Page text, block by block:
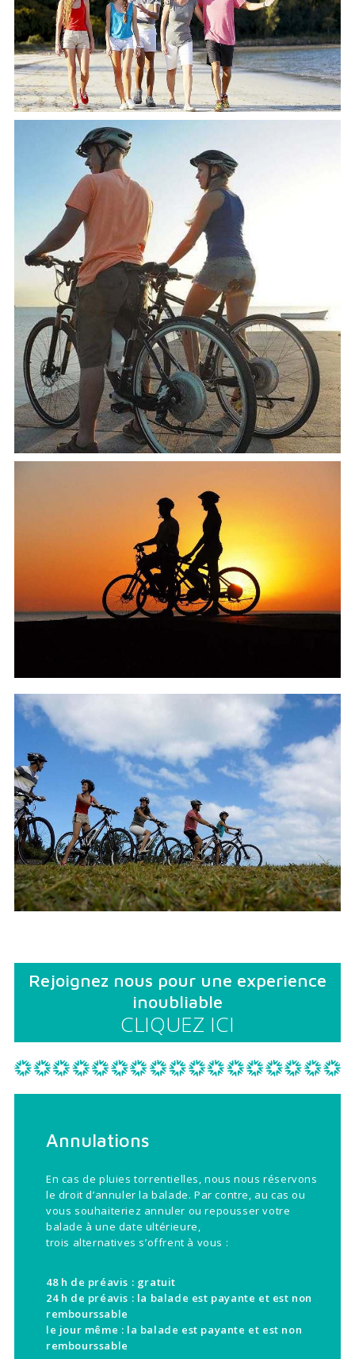
Rejoignez nous pour une experience
inoubliable
CLIQUEZ ICI
Annulations
En cas de pluies torrentielles, nous nous réservons
le droit d’annuler la balade. Par contre, au cas ou
vous souhaiteriez annuler ou repousser votre
balade à une date ultérieure,
trois alternatives s’offrent à vous :
48 h de préavis : gratuit
24 h de préavis : la balade est payante et est non
rembourssable
le jour même : la balade est payante et est non
rembourssable